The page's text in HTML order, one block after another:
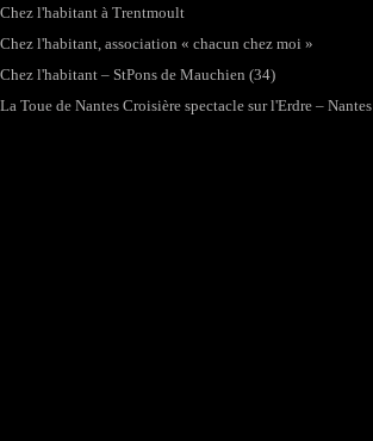
Chez l'habitant à Trentmoult
Chez l'habitant, association « chacun chez moi »
Chez l'habitant – StPons de Mauchien (34)
La Toue de Nantes Croisière spectacle sur l'Erdre – Nantes